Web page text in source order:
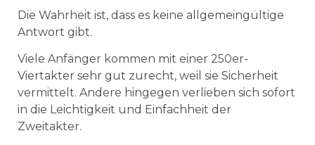
Die Wahrheit ist, dass es keine allgemeingültige
Antwort gibt.
Viele Anfänger kommen mit einer 250er-
Viertakter sehr gut zurecht, weil sie Sicherheit
vermittelt. Andere hingegen verlieben sich sofort
in die Leichtigkeit und Einfachheit der
Zweitakter.